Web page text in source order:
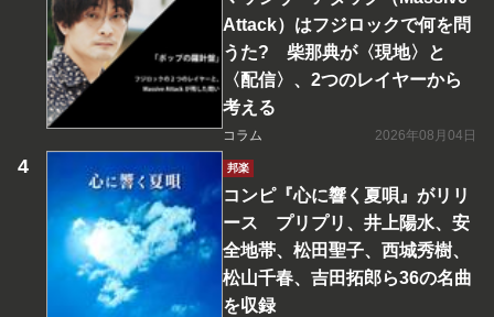
Attack）はフジロックで何を問
うた? 柴那典が〈現地〉と
〈配信〉、2つのレイヤーから
考える
コラム 2026年08月04日
邦楽
コンピ『心に響く夏唄』がリリ
ース プリプリ、井上陽水、安
全地帯、松田聖子、西城秀樹、
松山千春、吉田拓郎ら36の名曲
を収録